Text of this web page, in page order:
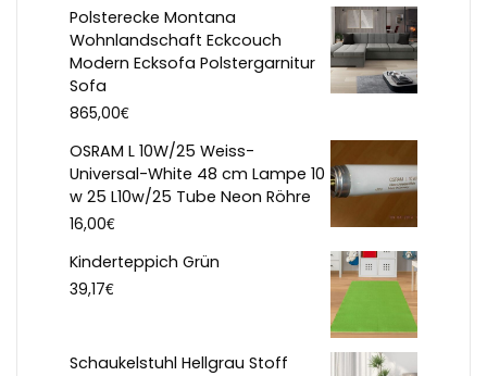
Polsterecke Montana
Wohnlandschaft Eckcouch
Modern Ecksofa Polstergarnitur
Sofa
865,00€
OSRAM L 10W/25 Weiss-
Universal-White 48 cm Lampe 10
w 25 L10w/25 Tube Neon Röhre
16,00€
Kinderteppich Grün
39,17€
Schaukelstuhl Hellgrau Stoff